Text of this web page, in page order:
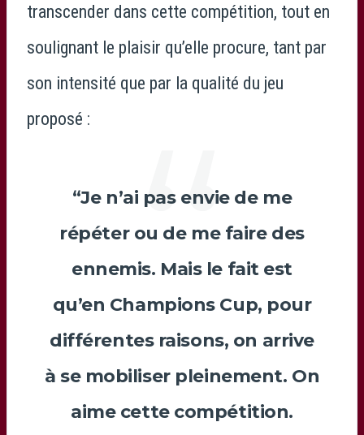
transcender dans cette compétition, tout en
soulignant le plaisir qu’elle procure, tant par
son intensité que par la qualité du jeu
proposé :
“Je n’ai pas envie de me
répéter ou de me faire des
ennemis. Mais le fait est
qu’en Champions Cup, pour
différentes raisons, on arrive
à se mobiliser pleinement. On
aime cette compétition.